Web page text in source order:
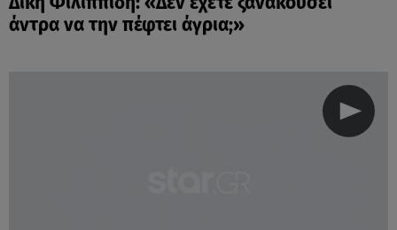
άντρα να την πέφτει άγρια;»